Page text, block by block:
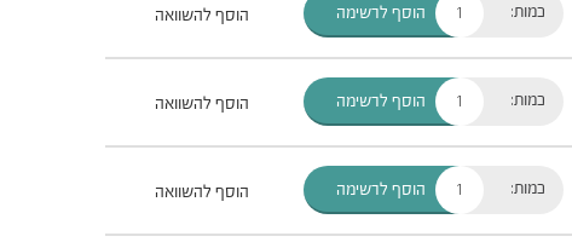
כמות: הוסף לרשימה הוסף להשוואה
כמות: הוסף לרשימה הוסף להשוואה
כמות: הוסף לרשימה הוסף להשוואה